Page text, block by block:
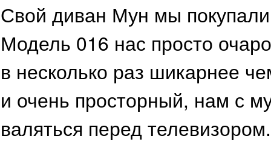
Свой диван Мун мы
Модель 016 нас просто
в несколько раз шикарнее
и очень просторный, нам с
валяться перед